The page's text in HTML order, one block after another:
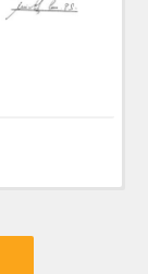
Articolo